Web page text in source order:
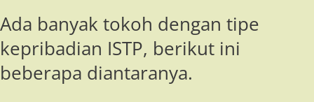
Ada banyak tokoh dengan tipe
kepribadian ISTP, berikut ini
beberapa diantaranya.